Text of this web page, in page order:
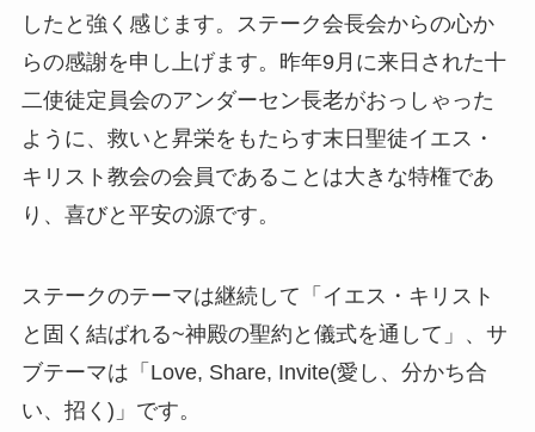
したと強く感じます。ステーク会長会からの心か
らの感謝を申し上げます。昨年9月に来日された十
二使徒定員会のアンダーセン長老がおっしゃった
ように、救いと昇栄をもたらす末日聖徒イエス・
キリスト教会の会員であることは大きな特権であ
り、喜びと平安の源です。
ステークのテーマは継続して「イエス・キリスト
と固く結ばれる~神殿の聖約と儀式を通して」、サ
ブテーマは「Love, Share, Invite(愛し、分かち合
い、招く)」です。